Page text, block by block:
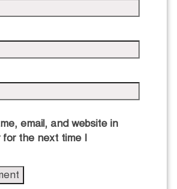
email, and website in
for the next time I